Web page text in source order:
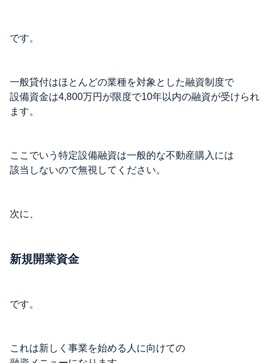
です。
一般貸付はほとんどの業種を対象とした融資制度で
設備資金は4,800万円が限度で10年以内の融資が受けられ
ます。
ここでいう特定設備融資は一般的な不動産購入には
該当しないので無視してください。
次に、
新規開業資金
です。
これは新しく事業を始める人に向けての